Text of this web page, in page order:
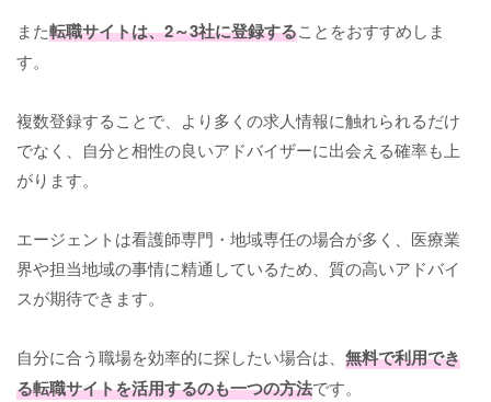
また転職サイトは、2～3社に登録することをおすすめしま
す。
複数登録することで、より多くの求人情報に触れられるだけ
でなく、自分と相性の良いアドバイザーに出会える確率も上
がります。
エージェントは看護師専門・地域専任の場合が多く、医療業
界や担当地域の事情に精通しているため、質の高いアドバイ
スが期待できます。
自分に合う職場を効率的に探したい場合は、 無料で利用でき
る転職サイトを活用するのも一つの方法です。